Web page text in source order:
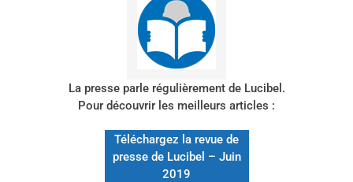
La presse parle régulièrement de Lucibel.
Pour découvrir les meilleurs articles :
Téléchargez la revue de
presse de Lucibel – Juin
2019